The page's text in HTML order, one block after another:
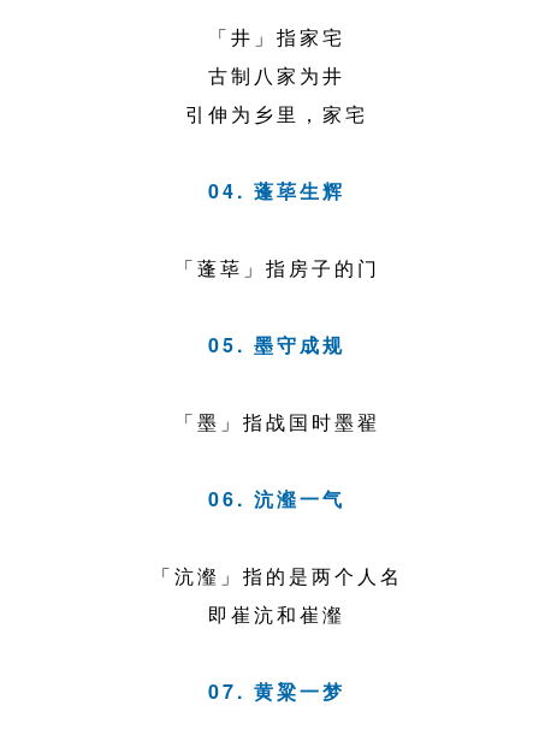
「井」指家宅
古制八家为井
引伸为乡里，家宅
04. 蓬荜生辉
「蓬荜」指房子的门
05. 墨守成规
「墨」指战国时墨翟
06. 沆瀣一气
「沆瀣」指的是两个人名
即崔沆和崔瀣
07. 黄粱一梦